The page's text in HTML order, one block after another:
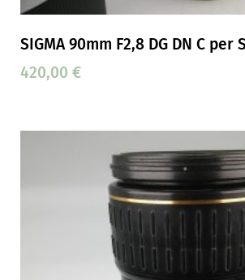
SIGMA 90mm F2,8 DG DN C per
420,00 €